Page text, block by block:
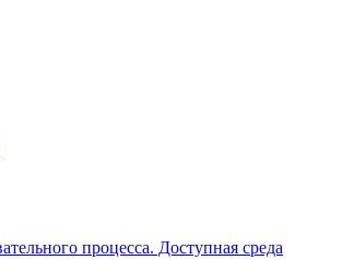
процесса. Доступная среда